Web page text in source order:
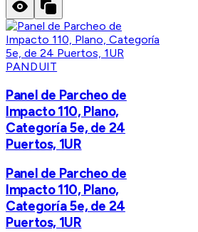
PANDUIT
Panel de Parcheo de
Impacto 110, Plano,
Categoría 5e, de 24
Puertos, 1UR
Panel de Parcheo de
Impacto 110, Plano,
Categoría 5e, de 24
Puertos, 1UR